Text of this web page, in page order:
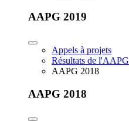
AAPG 2019
Appels à projets
Résultats de l'AAPG
AAPG 2018
AAPG 2018